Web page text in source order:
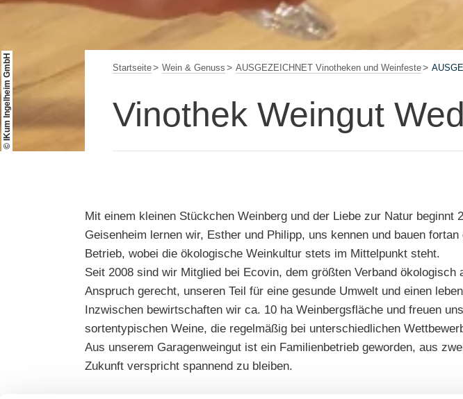
© IKum Ingelheim GmbH Startseite Wein & Genuss AUSGEZEICHNET Vinotheken und Weinfeste
Vinothek Weingut
Mit einem kleinen Stückchen Weinberg und der Liebe zur Natur
Geisenheim lernen wir, Esther und Philipp, uns kennen und bauen
Betrieb, wobei die ökologische Weinkultur stets im Mittelpunkt steht.
Seit 2008 sind wir Mitglied bei Ecovin, dem größten Verband
Anspruch gerecht, unseren Teil für eine gesunde Umwelt und einen
Inzwischen bewirtschaften wir ca. 10 ha Weinbergsfläche und freuen
sortentypischen Weine, die regelmäßig bei unterschiedlichen
Aus unserem Garagenweingut ist ein Familienbetrieb geworden, aus
Zukunft verspricht spannend zu bleiben.